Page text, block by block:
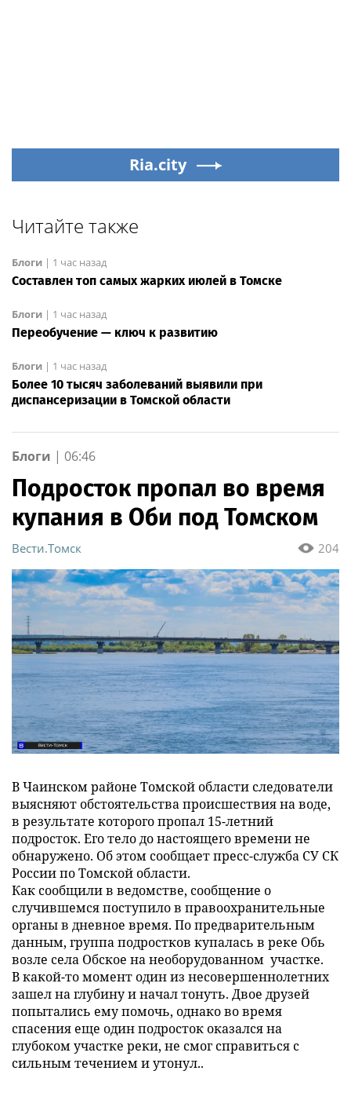
Ria.city
Читайте также
Блоги | 1 час назад
Составлен топ самых жарких июлей в Томске
Блоги | 1 час назад
Переобучение — ключ к развитию
Блоги | 1 час назад
Более 10 тысяч заболеваний выявили при
диспансеризации в Томской области
Блоги | 06:46
Подросток пропал во время
купания в Оби под Томском
204
Вести.Томск
В Чаинском районе Томской области следователи
выясняют обстоятельства происшествия на воде,
в результате которого пропал 15-летний
подросток. Его тело до настоящего времени не
обнаружено. Об этом сообщает пресс-служба СУ СК
России по Томской области.
Как сообщили в ведомстве, сообщение о
случившемся поступило в правоохранительные
органы в дневное время. По предварительным
данным, группа подростков купалась в реке Обь
возле села Обское на необорудованном участке.
В какой-то момент один из несовершеннолетних
зашел на глубину и начал тонуть. Двое друзей
попытались ему помочь, однако во время
спасения еще один подросток оказался на
глубоком участке реки, не смог справиться с
сильным течением и утонул..